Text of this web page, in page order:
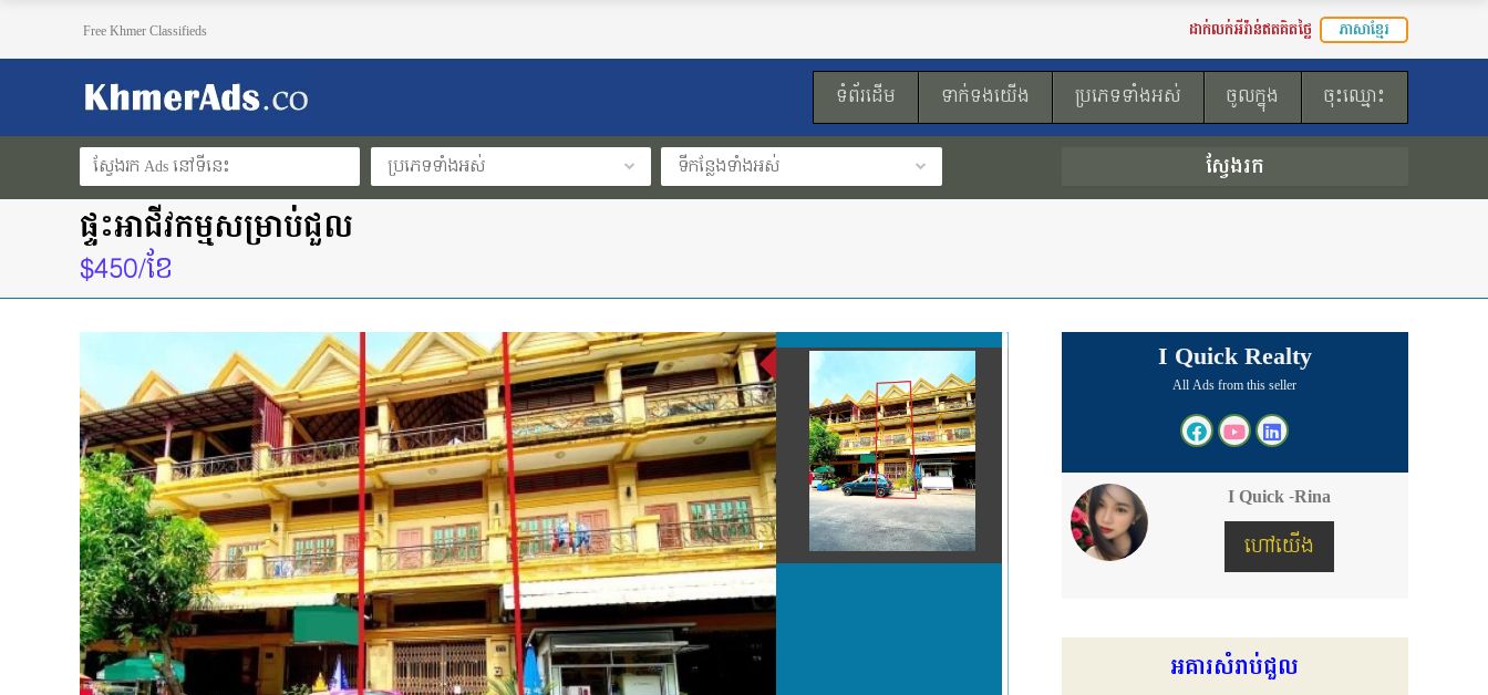
ដាក់លក់អីវ៉ាន់ឥតគិតថ្លៃ ភាសាខ្មែរ
Free Khmer Classifieds
ទំព័រដើម ទាក់ទងយើង ប្រភេទទាំងអស់ ចូលក្នុង ចុះឈ្មោះ
ប្រភេទទាំងអស់ ទីកន្លែងទាំងអស់ ស្វែងរក
ផ្ទះអាជីវកម្មសម្រាប់ជួល
$450/ខែ
I Quick Realty
All Ads from this seller
I Quick -Rina
ហៅយើង
អគារសំរាប់ជួល